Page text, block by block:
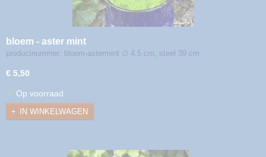
bloem - aster mint
productnummer: bloem-astermint ∅ 4,5 cm, steel 39 cm
€ 5,50
✓ Op voorraad
IN WINKELWAGEN